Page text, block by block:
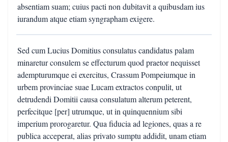
absentiam suam; cuius pacti non dubitavit a quibusdam ius
iurandum atque etiam syngrapham exigere.
Sed cum Lucius Domitius consulatus candidatus palam
minaretur consulem se effecturum quod praetor nequisset
adempturumque ei exercitus, Crassum Pompeiumque in
urbem provinciae suae Lucam extractos conpulit, ut
detrudendi Domitii causa consulatum alterum peterent,
perfecitque [per] utrumque, ut in quinquennium sibi
imperium prorogaretur. Qua fiducia ad legiones, quas a re
publica acceperat, alias privato sumptu addidit, unam etiam